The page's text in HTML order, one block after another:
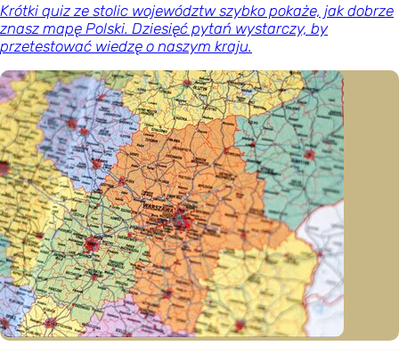
Krótki quiz ze stolic województw szybko pokaże, jak dobrze
znasz mapę Polski. Dziesięć pytań wystarczy, by
przetestować wiedzę o naszym kraju.